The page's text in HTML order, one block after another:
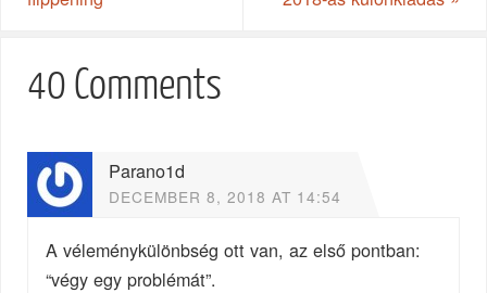
40 Comments
Parano1d
DECEMBER 8, 2018 AT 14:54
A véleménykülönbség ott van, az első pontban:
“végy egy problémát”.